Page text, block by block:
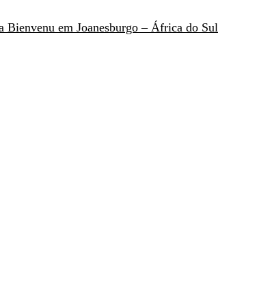
Bienvenu em Joanesburgo – África do Sul